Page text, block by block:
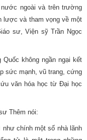
ngoài và trên trường
lược và tham vọng về một
sư, Viện sỹ Trần Ngọc
không ngần ngại kết
sức mạnh, vũ trang, cứng
văn hóa học từ Đại học
Thêm nói:
chính một số nhà lãnh